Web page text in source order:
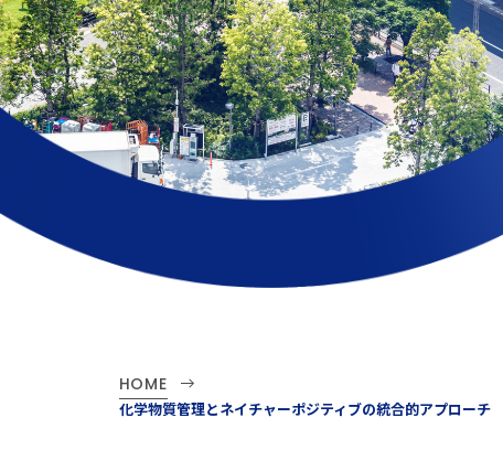
HOME
化学物質管理とネイチャーポジティブの統合的アプローチ